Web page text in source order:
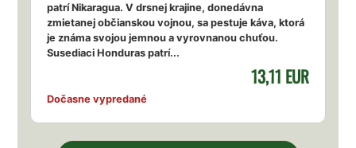
patrí Nikaragua. V drsnej krajine, donedávna
zmietanej občianskou vojnou, sa pestuje káva, ktorá
je známa svojou jemnou a vyrovnanou chuťou.
Susediaci Honduras patrí...
Dočasne vypredané
13,11 EUR